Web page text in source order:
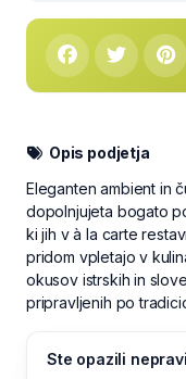
Opis podjetja
Eleganten ambient in
dopolnjujeta bogato
ki jih v à la carte
pridom vpletajo v
okusov istrskih in
pripravljenih po
Ste opazili